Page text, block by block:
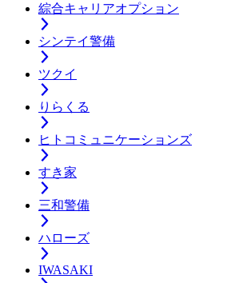
綜合キャリアオプション
シンテイ警備
ツクイ
りらくる
ヒトコミュニケーションズ
すき家
三和警備
ハローズ
IWASAKI